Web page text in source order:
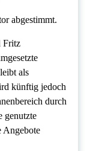
abgestimmt.
Fritz
als
künftig jedoch
durch
genutzte
Angebote